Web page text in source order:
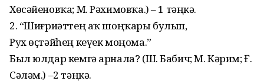
Хөсәйеновҡа; М. Рәхимовҡа.) – 1 тәңкә.
2. “Шиғриәттең аҡ шоңҡары булып,
Рух өҫтәйһең кеүек моңома.”
Был юлдар кемгә арнала? (Ш. Бабич; М. Кәрим; Ғ.
Сәләм.) –2 тәңкә.